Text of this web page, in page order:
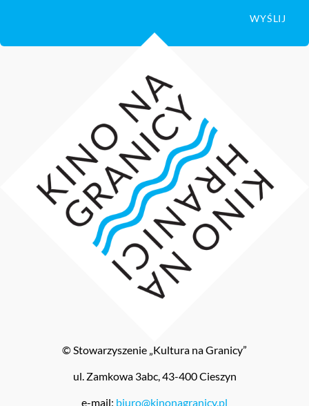
WYŚLIJ
© Stowarzyszenie „Kultura na Granicy”
ul. Zamkowa 3abc, 43-400 Cieszyn
e-mail: biuro@kinonagranicy.pl